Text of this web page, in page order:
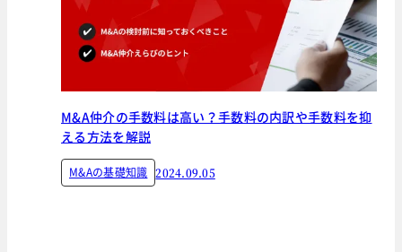
M&A仲介の手数料は高い？手数料の内訳や手数料を抑
える方法を解説
M&Aの基礎知識 2024.09.05